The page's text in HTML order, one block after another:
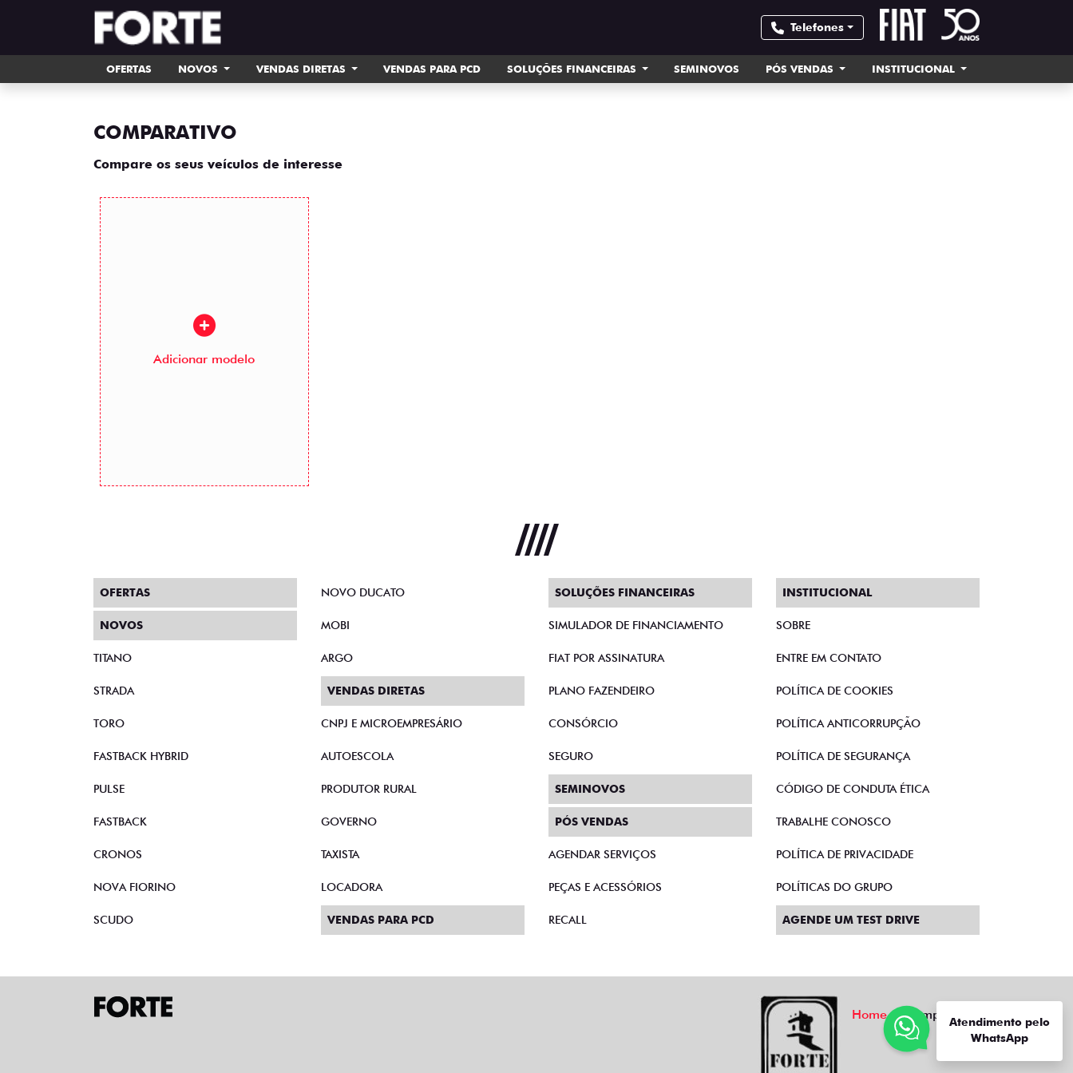
Telefones
OFERTAS NOVOS VENDAS DIRETAS VENDAS PARA PCD SOLUÇÕES FINANCEIRAS SEMINOVOS PÓS VENDAS INSTITUCIONAL
COMPARATIVO
Compare os seus veículos de interesse
Adicionar modelo
Atendimento pelo
WhatsApp
OFERTAS
NOVOS
TITANO
STRADA
TORO
FASTBACK HYBRID
PULSE
FASTBACK
CRONOS
NOVA FIORINO
SCUDO
NOVO DUCATO
MOBI
ARGO
VENDAS DIRETAS
CNPJ E MICROEMPRESÁRIO
AUTOESCOLA
PRODUTOR RURAL
GOVERNO
TAXISTA
LOCADORA
VENDAS PARA PCD
SOLUÇÕES FINANCEIRAS
SIMULADOR DE FINANCIAMENTO
FIAT POR ASSINATURA
PLANO FAZENDEIRO
CONSÓRCIO
SEGURO
SEMINOVOS
PÓS VENDAS
AGENDAR SERVIÇOS
PEÇAS E ACESSÓRIOS
RECALL
INSTITUCIONAL
SOBRE
ENTRE EM CONTATO
POLÍTICA DE COOKIES
POLÍTICA ANTICORRUPÇÃO
POLÍTICA DE SEGURANÇA
CÓDIGO DE CONDUTA ÉTICA
TRABALHE CONOSCO
POLÍTICA DE PRIVACIDADE
POLÍTICAS DO GRUPO
AGENDE UM TEST DRIVE
Home Comparativo